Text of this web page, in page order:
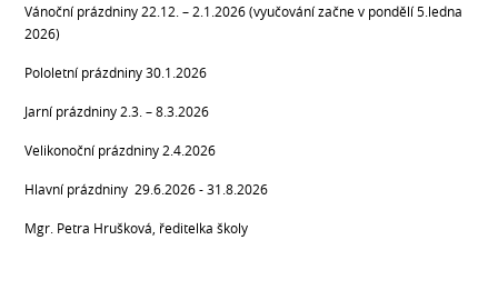
Vánoční prázdniny 22.12. – 2.1.2026 (vyučování začne v pondělí 5.ledna
2026)
Pololetní prázdniny 30.1.2026
Jarní prázdniny 2.3. – 8.3.2026
Velikonoční prázdniny 2.4.2026
Hlavní prázdniny 29.6.2026 - 31.8.2026
Mgr. Petra Hrušková, ředitelka školy